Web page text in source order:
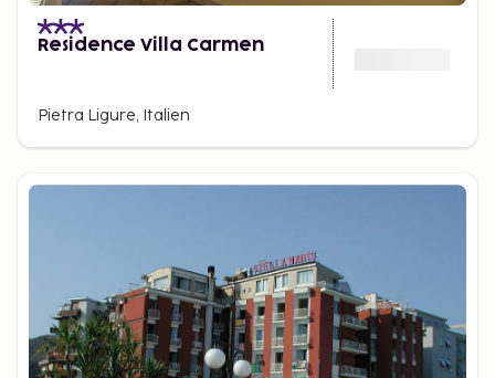
Residence Villa Carmen
Pietra Ligure, Italien